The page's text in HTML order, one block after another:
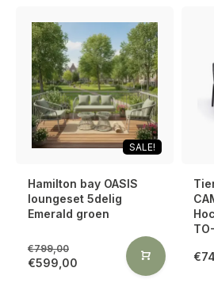
SALE!
Hamilton bay OASIS
loungeset 5delig
Emerald groen
€799,00
€599,00